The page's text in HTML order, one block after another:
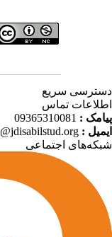
سریع
تماس
:
09365310081
:
اجتماعی